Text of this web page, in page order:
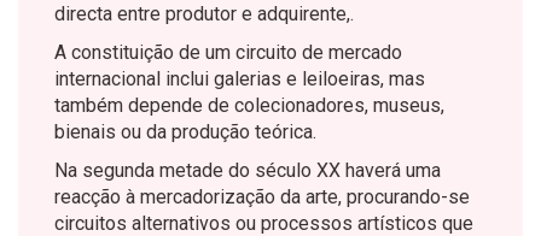
directa entre produtor e adquirente,.
A constituição de um circuito de mercado
internacional inclui galerias e leiloeiras, mas
também depende de colecionadores, museus,
bienais ou da produção teórica.
Na segunda metade do século XX haverá uma
reacção à mercadorização da arte, procurando-se
circuitos alternativos ou processos artísticos que